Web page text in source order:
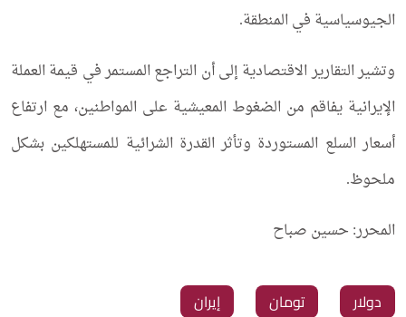
الجيوسياسية في المنطقة.
وتشير التقارير الاقتصادية إلى أن التراجع المستمر في قيمة العملة
الإيرانية يفاقم من الضغوط المعيشية على المواطنين، مع ارتفاع
أسعار السلع المستوردة وتأثر القدرة الشرائية للمستهلكين بشكل
ملحوظ.
المحرر: حسين صباح
دولار تومان إيران